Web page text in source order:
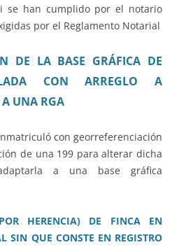
se han cumplido por el notario
por el Reglamento Notarial
DE LA BASE GRÁFICA DE
CON ARREGLO A
A UNA RGA
con georreferenciación
de una 199 para alterar dicha
a una base gráfica
HERENCIA) DE FINCA EN
SIN QUE CONSTE EN REGISTRO